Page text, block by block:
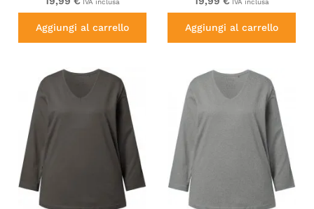
Aggiungi al carrello Aggiungi al carrello